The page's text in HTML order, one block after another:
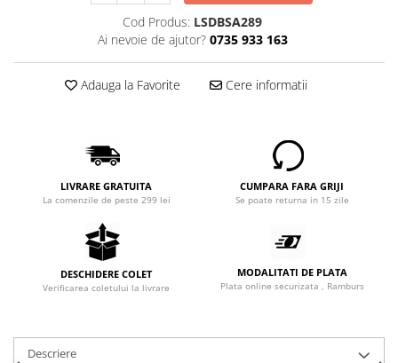
Cod Produs: LSDBSA289
Ai nevoie de ajutor? 0735 933 163
Adauga la Favorite Cere informatii
LIVRARE GRATUITA
La comenzile de peste 299 lei
CUMPARA FARA GRIJI
Se poate returna in 15 zile
DESCHIDERE COLET
Verificarea coletului la livrare
MODALITATI DE PLATA
Plata online securizata , Ramburs
Descriere